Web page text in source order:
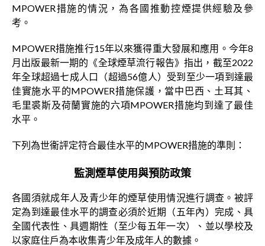
MPOWER措施的情況，為各國推動控煙提供經驗及參
考。
MPOWER措施推行15年以來獲得重大發展和應用。今年8
月出版最新一期的《全球煙草流行報告》指出，截至2022
年全球超過七成人口（超過56億人）受到至少一項到達最
佳實施水平的MPOWER措施保護，當中巴西、土耳其、
毛里裘斯及荷蘭實施的六項MPOWER措施均到達了最佳
水平。
下列為世衞評定符合最佳水平的MPOWER措施的準則：
監測煙草使用與預防政策
各國須就成年人及青少年的煙草使用情況進行調查。被評
定為到達最佳水平的調查必須於近期（五年內）完成、具
全國代表性、具週期性（至少每五年一次）、並以學校及
以家庭住戶為本收集青少年及成年人的數據。